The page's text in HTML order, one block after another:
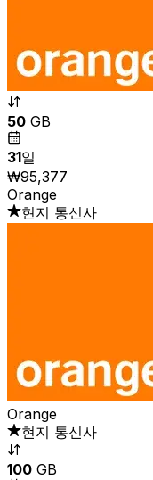
50 GB
31일
₩95,377
Orange
현지 통신사
Orange
현지 통신사
100 GB